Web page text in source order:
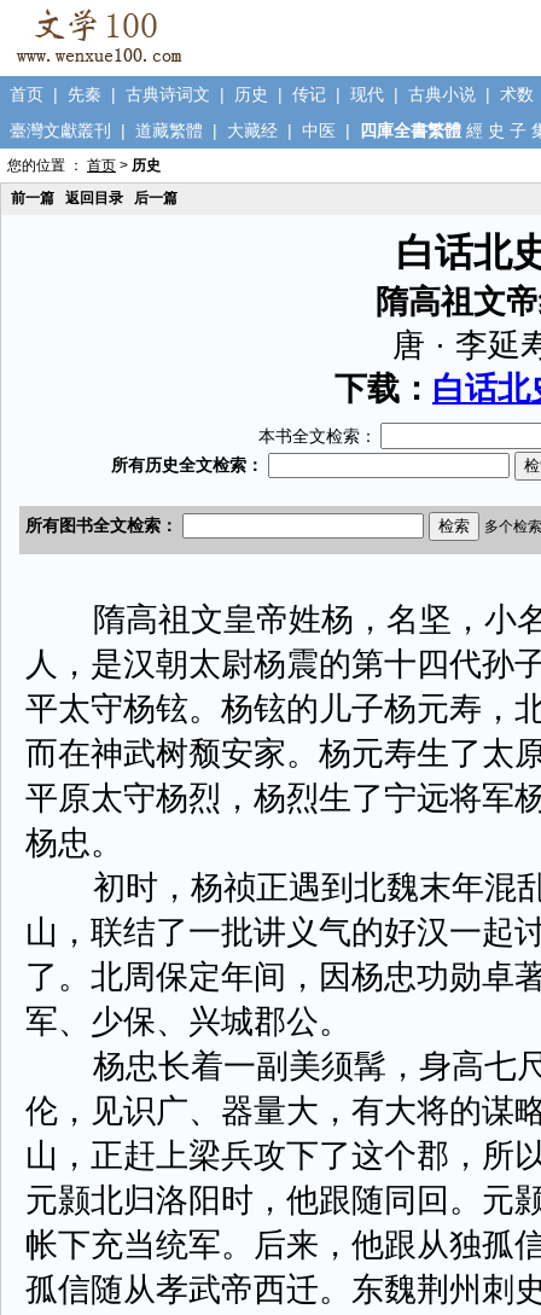
首页 | 先秦 | 古典诗词文 | 历史 | 传记 | 现代 | 古典小说 | 术数
臺灣文獻叢刊
| 道藏繁體 | 大藏经 | 中医 | 四庫全書繁體 經 史 子
您的位置 ： 首页 > 历史
前一篇
返回目录 后一篇
白话北
隋高祖文
唐 · 李延
下载： 白话
本书全文检索：
隋高祖文皇帝姓杨，名坚，小
人，是汉朝太尉杨震的第十四代孙
平太守杨铉。杨铉的儿子杨元寿，
而在神武树颓安家。杨元寿生了太
平原太守杨烈，杨烈生了宁远将军
杨忠。
初时，杨祯正遇到北魏末年混
山，联结了一批讲义气的好汉一起
了。北周保定年间，因杨忠功勋卓
军、少保、兴城郡公。
杨忠长着一副美须髯，身高七
伦，见识广、器量大，有大将的谋
山，正赶上梁兵攻下了这个郡，所
元颢北归洛阳时，他跟随同回。元
帐下充当统军。后来，他跟从独孤
孤信随从孝武帝西迁。东魏荆州刺